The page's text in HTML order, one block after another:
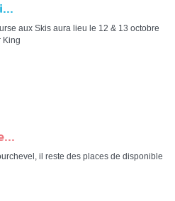
aux Skis aura lieu le 12 & 13 octobre
King
il reste des places de disponible